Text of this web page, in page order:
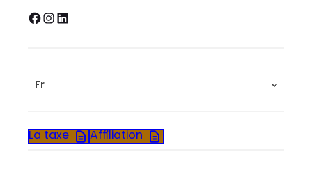
Facebook InstagramLinkedIn
Fr
La taxe Affiliation